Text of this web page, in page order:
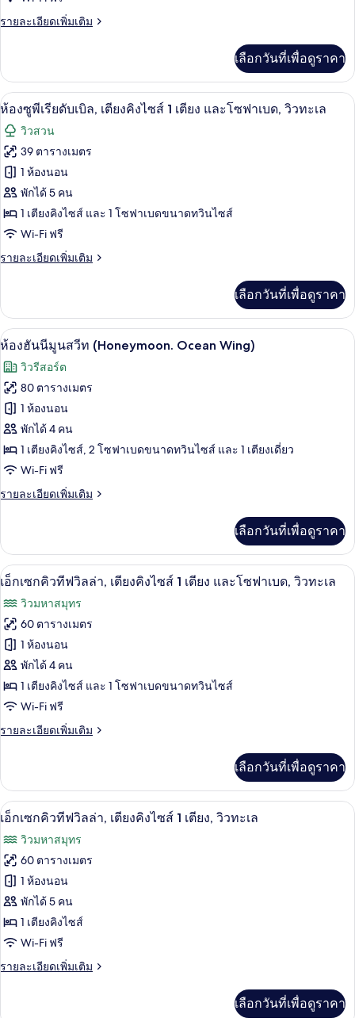
เนียร์
สวีท,
ใหญ่
1
เตียง,
ระเบียง,
วิว
ทะเล
รายละเอียดเพิ่มเติม
ราย
เกี่ยว
กับ
ห้อง
เนียร์
สวี
ท,
เตียง
ใหญ่
เตียง,
ระเบียง,
ทะเล
เลือกวันที่เพื่อดูราคา
เปิด
ภาพถ่าย
ทั้งหมด
ของ
ห้อง
ซู
พี
เรียดั
เตียง
คิง
ไซส์
1
เตียง
และ
โซฟา
เบด,
วิว
ห้องซูพีเรียดับเบิล, เตียงคิงไซส์ 1 เตี
5
ห้องซูพีเรียดับเบิล, เตียงคิงไซส์ 1 เตียง และโซฟาเบด, วิวทะเล
วิวสวน
39 ตารางเมตร
1 ห้องนอน
พักได้ 5 คน
1 เตียงคิงไซส์ และ 1 โซฟาเบดขนาดทวินไซส์
Wi-Fi ฟรี
รายละเอียดเพิ่มเติม
ราย
เกี่ยว
กับ
ห้อง
พี
เรียดั
บเบิล,
เตียง
คิง
ไซส์
เตียง
โซฟา
ทะเล
เลือกวันที่เพื่อดูราคา
เปิด
ภาพถ่าย
ทั้งหมด
ของ
ห้อง
ฮัน
นี
มูน
(Honeymoon.
Ocean
Wing)
ห้องฮันนีมูนสวีท (Honeymoon.
6
ห้องฮันนีมูนสวีท (Honeymoon. Ocean Wing)
วิวรีสอร์ต
80 ตารางเมตร
1 ห้องนอน
พักได้ 4 คน
1 เตียงคิงไซส์, 2 โซฟาเบดขนาดทวินไซส์ และ 1 เตียงเดี่ยว
Wi-Fi ฟรี
รายละเอียดเพิ่มเติม
ราย
เกี่ยว
กับ
ห้อง
นี
มูน
สวี
ท
(Honeymoon.
Ocean
Wing)
เลือกวันที่เพื่อดูราคา
เปิด
ภาพถ่าย
ทั้งหมด
ของ
เอ็ก
เซก
คิว
ทีฟ
เตียง
คิง
ไซส์
1
เตียง
และ
โซฟา
เบด,
วิว
เอ็กเซกคิวทีฟวิลล่า, เตียงคิงไซส์ 1 เ
5
เอ็กเซกคิวทีฟวิลล่า, เตียงคิงไซส์ 1 เตียง และโซฟาเบด, วิวทะเล
วิวมหาสมุทร
60 ตารางเมตร
1 ห้องนอน
พักได้ 4 คน
1 เตียงคิงไซส์ และ 1 โซฟาเบดขนาดทวินไซส์
Wi-Fi ฟรี
รายละเอียดเพิ่มเติม
ราย
เกี่ยว
กับ
เอ็ก
คิว
ทีฟ
วิลล่า,
เตียง
คิง
ไซส์
เตียง
โซฟา
ทะเล
เลือกวันที่เพื่อดูราคา
เปิด
ภาพถ่าย
ทั้งหมด
ของ
เอ็ก
เซก
คิว
ทีฟ
เอ็กเซกคิวทีฟวิลล่า, เตียงคิงไซส์ 1 เ
6
เอ็กเซกคิวทีฟวิลล่า, เตียงคิงไซส์ 1 เตียง, วิวทะเล
วิวมหาสมุทร
60 ตารางเมตร
1 ห้องนอน
พักได้ 5 คน
1 เตียงคิงไซส์
Wi-Fi ฟรี
รายละเอียดเพิ่มเติม
ราย
เลือกวันที่เพื่อดูราคา